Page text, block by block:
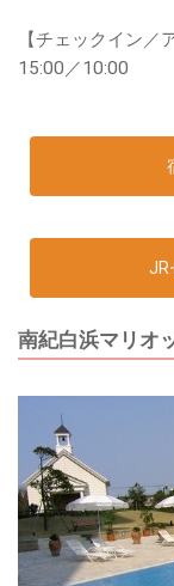
【チェックイン／
15:00／10:00
JR
南紀白浜マリオ